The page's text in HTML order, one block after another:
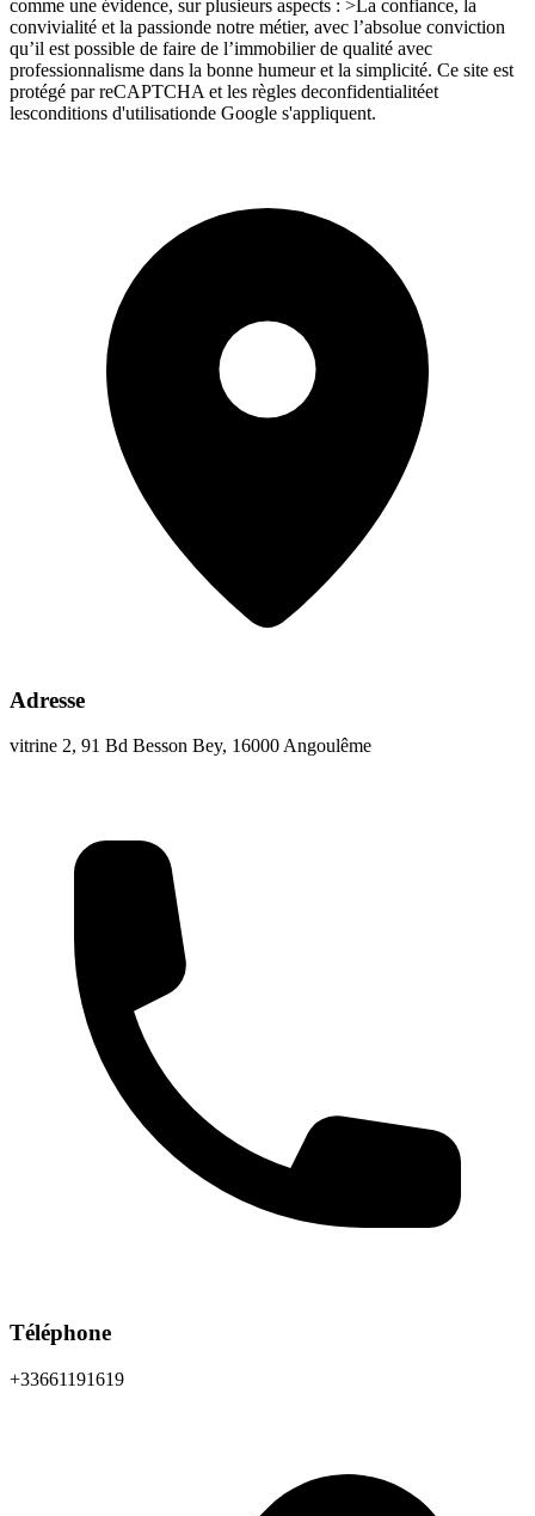
comme une évidence, sur plusieurs aspects : >La confiance, la
convivialité et la passionde notre métier, avec l’absolue conviction
qu’il est possible de faire de l’immobilier de qualité avec
professionnalisme dans la bonne humeur et la simplicité. Ce site est
protégé par reCAPTCHA et les règles deconfidentialitéet
lesconditions d'utilisationde Google s'appliquent.
Adresse
vitrine 2, 91 Bd Besson Bey, 16000 Angoulême
Téléphone
+33661191619